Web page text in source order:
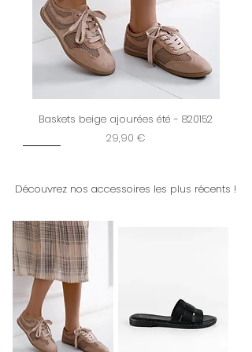
Baskets beige ajourées été - 820152
Prix
29,90 €
Découvrez nos accessoires les plus récents !